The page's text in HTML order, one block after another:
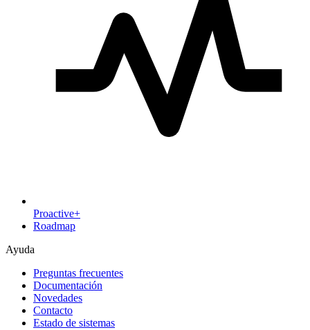
Proactive+
Roadmap
Ayuda
Preguntas frecuentes
Documentación
Novedades
Contacto
Estado de sistemas